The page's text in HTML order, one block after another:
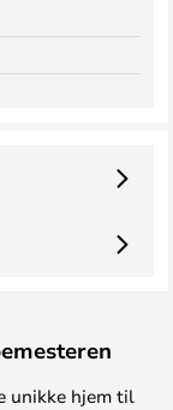
unikke hjem til